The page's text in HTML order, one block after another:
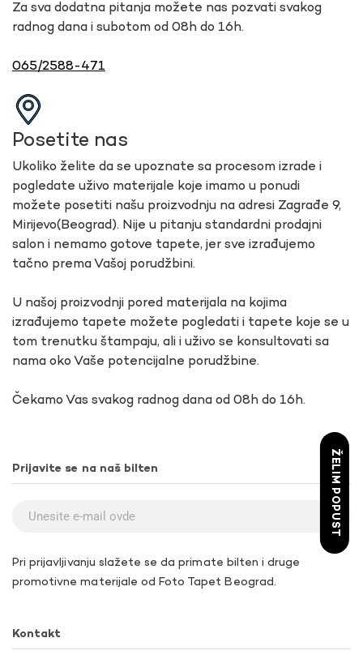
Za sva dodatna pitanja možete nas pozvati svakog
radnog dana i subotom od 08h do 16h.
065/2588-471
Posetite nas
Ukoliko želite da se upoznate sa procesom izrade i
pogledate uživo materijale koje imamo u ponudi
možete posetiti našu proizvodnju na adresi Zagrađe 9,
Mirijevo(Beograd). Nije u pitanju standardni prodajni
salon i nemamo gotove tapete, jer sve izrađujemo
tačno prema Vašoj porudžbini.
U našoj proizvodnji pored materijala na kojima
izrađujemo tapete možete pogledati i tapete koje se u
tom trenutku štampaju, ali i uživo se konsultovati sa
nama oko Vaše potencijalne porudžbine.
Čekamo Vas svakog radnog dana od 08h do 16h.
Prijavite se na naš bilten
Pri prijavljivanju slažete se da primate bilten i druge
promotivne materijale od Foto Tapet Beograd.
Kontakt
ŽELIM POPUST